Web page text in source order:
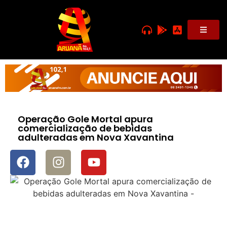
Operação Gole Mortal apura
comercialização de bebidas
adulteradas em Nova Xavantina